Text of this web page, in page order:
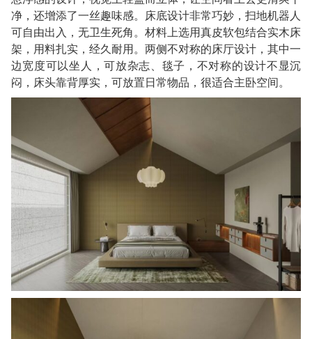
净，还增添了一丝趣味感。床底设计非常巧妙，扫地机器人
可自由出入，无卫生死角。材料上选用真皮软包结合实木床
架，用料扎实，经久耐用。两侧不对称的床厅设计，其中一
边宽度可以坐人，可放杂志、毯子，不对称的设计不显沉
闷，床头靠背厚实，可放置日常物品，很适合主卧空间。